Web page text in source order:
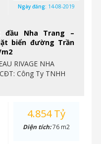
đầu Nha Trang –
biển đường Trần
RIVAGE NHA
Công Ty TNHH
Ngày đăng: 14-08-2019
4.854 Tỷ
Diện tích:76 m2